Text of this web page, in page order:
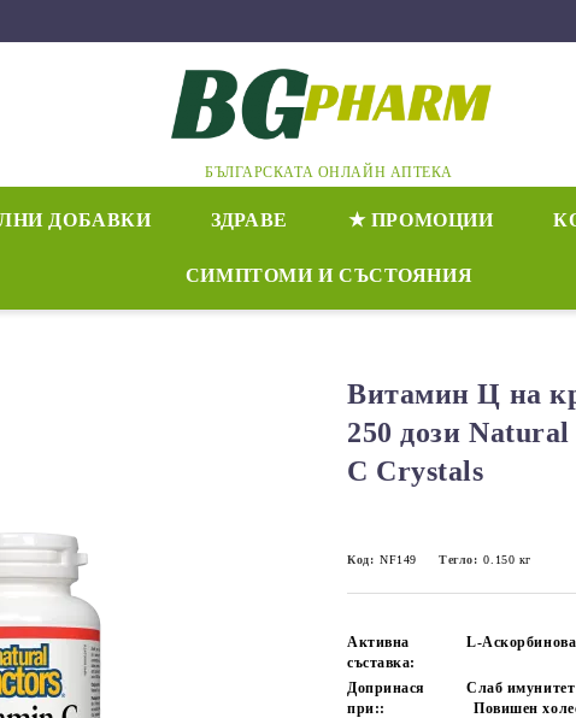
БЪЛГАРСКАТА ОНЛАЙН АПТЕКА
ДОБАВКИ ЗДРАВЕ ★ ПРОМОЦИИ
СИМПТОМИ И СЪСТОЯНИЯ
Витамин Ц на
250 дози
C Crystals
Код: NF149 Тегло: 0.150 кг
Активна
съставка:
L-
Допринася
при::
Слаб имунитет
Повишен